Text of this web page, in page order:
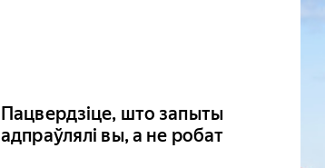
Пацвердзіце, што запыты
адпраўлялі вы, а не робат